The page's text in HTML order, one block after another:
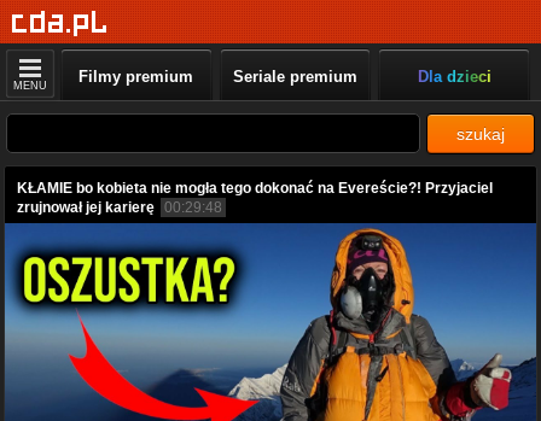
MENU Filmy premium Seriale premium Dla dzieci
szukaj
KŁAMIE bo kobieta nie mogła tego dokonać na Evereście?! Przyjaciel
zrujnował jej karierę 00:29:48